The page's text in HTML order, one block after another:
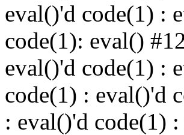
eval()'d code(1) :
code(1): eval()
eval()'d code(1) :
code(1) : eval()'d
: eval()'d code(1)